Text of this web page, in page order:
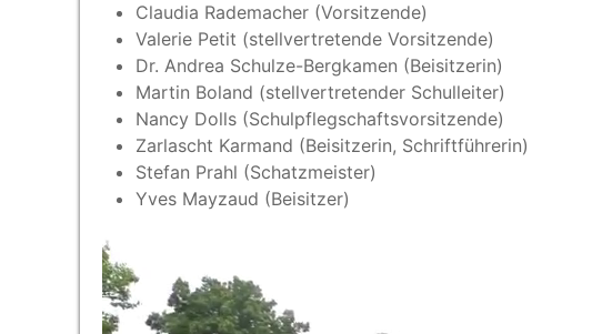
Clau­dia Rade­ma­cher (Vor­sit­zen­de)
Vale­rie Petit (stell­ver­tre­ten­de Vorsitzende)
Dr. Andrea Schul­ze-Berg­ka­men (Bei­sit­ze­rin)
Mar­tin Bol­and (stell­ver­tre­ten­der Schulleiter)
Nan­cy Dolls (Schul­pfleg­schafts­vor­sit­zen­de)
Zar­lascht Kar­mand (Bei­sit­ze­rin, Schriftführerin)
Ste­fan Prahl (Schatz­meis­ter)
Yves May­zaud (Bei­sit­zer)